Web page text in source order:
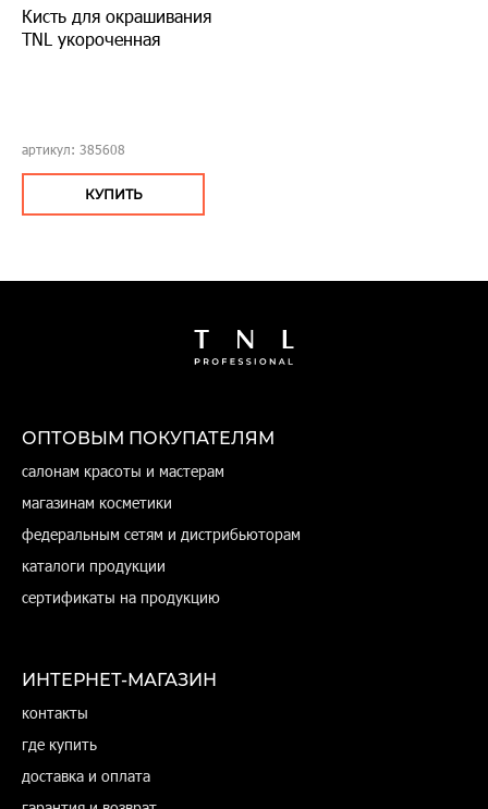
Кисть для окрашивания
TNL укороченная
артикул: 385608
КУПИТЬ
ОПТОВЫМ ПОКУПАТЕЛЯМ
салонам красоты и мастерам
магазинам косметики
федеральным сетям и дистрибьюторам
каталоги продукции
сертификаты на продукцию
ИНТЕРНЕТ-МАГАЗИН
контакты
где купить
доставка и оплата